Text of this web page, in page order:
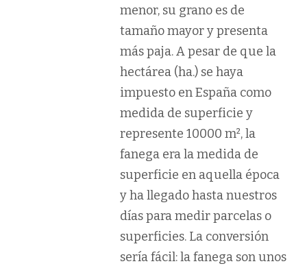
menor, su grano es de
tamaño mayor y presenta
más paja. A pesar de que la
hectárea (ha.) se haya
impuesto en España como
medida de superficie y
represente 10000 m², la
fanega era la medida de
superficie en aquella época
y ha llegado hasta nuestros
días para medir parcelas o
superficies. La conversión
sería fácil: la fanega son unos